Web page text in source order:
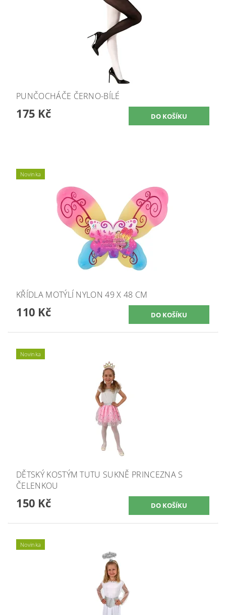
PUNČOCHÁČE ČERNO-BÍLÉ
175 Kč
Novinka
KŘÍDLA MOTÝLÍ NYLON 49 X 48 CM
110 Kč
Novinka
DĚTSKÝ KOSTÝM TUTU SUKNĚ PRINCEZNA S
ČELENKOU
150 Kč
Novinka